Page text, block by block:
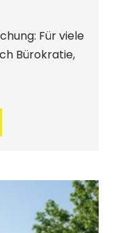
Für viele
Bürokratie,